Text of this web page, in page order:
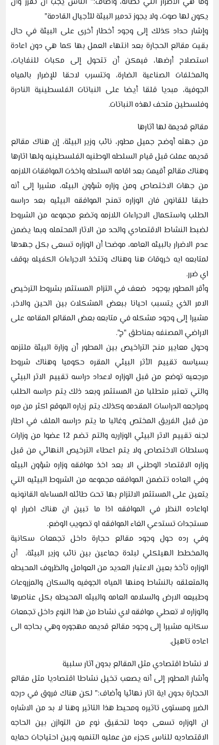
يكون لها صوت، ولا يجوز تدمير البيئة للأجيال القادمة"
وإشار حداد كذلك إلى وجود أخطار أخرى على البيئة في حال
بقيت مقالع الحجارة بعد انتهاء العمل بها كما هي دون اعادة
استصلاح أرضها، فيمكن أن تتحول إلى مكبات للنفايات،
والمخلفات الصناعية الضارة، وتتسرب لاحقا للإضرار بالمياه
الجوفية، مبديا قلقا أيضا على النباتات الفلسطينية النادرة
وفلسطين متحف لهذه النباتات.
مقالع قديمة لها آثارها
من جهته أوضح جميل مطور، نائب وزير البيئة، إن هناك مقالع
قديمه عملت قبل قيام السلطه الوطنيه الفلسطينيه ولها اثارها
وهناك مقالع أقيمت بعد اقامه السلطه واخذت الموافقات اللازمه
من جهات الاختصاص ومن وزاره شؤون البيئه، مشيرا إلى أنه
طبقا للقانون فان الوزاره تمنح الموافقه البيئيه بعد دراسه
الطلب واستكمال الاجراءات اللازمه وتضع مجموعه من الشروط
لضبط النشاط الاقتصادي والحد من الاثار المحتمله وبما يضمن
عدم الاضرار بالبيئه العامه، موضحا أن الوزاره تسعى بكل جهدها
لمتابعه ايه خروقات هنا وهناك وتتخذ الاجراءات الكفيله بوقف
اي ضرر.
وأقر المطور بوجود ضعف في التزام المستثمر بشروط الترخيص
الامر الذي يتسبب احيانا ببعض المشكلات بين الحين والاخر،
مشيرا إلى وجود مشكله في متابعه بعض المقالع المقامه على
الاراضي المصنفه بمناطق "ج".
وحول معايير منح التراخيص بين المطور أن وزارة البيئة ملتزمه
بسياسه تقييم الأثر البيئي المقره حكوميا وهناك شروط
مرجعيه توضع من قبل الوزاره لاعداد دراسه تقييم الاثر البيئي
والتي تعتبر متطلبا من المستثمر وبعد ذلك يتم دراسه الطلب
ومراجعه الدراسات المقدمه وكذلك يتم زياره الموقع اكثر من مره
من قبل الفريق المختص وغالبا ما يتم دراسه الملف في اطار
لجنه تقييم الاثر البيئي الوزاريه والتم تضم 12 عضوا من وزارات
وسلطات الاختصاص ولا يتم اعطاء الترخيص النهائي من قبل
وزاره الاقتصاد الوطني الا بعد اخذ موافقه وزاره شؤون البيئه
وفي العاده تتضمن الموافقه مجموعه من الشروط البيئيه التي
يتعين على المستثمر الالتزام بها تحت طائله المساءله القانونيه
اواعاده النظر في الموافقه اذا ما تبين ان هناك اضرار او
مستجدات تستدعي الغاء الموافقه او تصويب الوضع.
وفي رده حول وجود مقالع حجارة داخل تجمعات سكانية
والمخطط الهيلكلي لبلدة جماعين بين نائب وزير البيئة، أن
الوزاره تأخذ بعين الاعتبار العديد من العوامل والظروف المحيطه
والمتعلقه بالنشاط ومنها المياه الجوفيه والسكان والمزروعات
وطبيعه الارض والسلامه العامه والبيئه المحيطه بكل عناصرها
والوزاره لا تعطي موافقه لاي نشاط من هذا النوع داخل تجمعات
سكانيه مشيرا إلى وجود مقالع قديمه مهجوره وهي بحاجه الى
اعاده تاهيل.
لا نشاط اقتصادي مثل المقالع بدون آثار سلبية
وأشار المطور إلى أنه يصعب تخيل نشاطا اقتصاديا مثل مقالع
الحجارة بدون اية اثار نهائيا وأضاف:" لكن هناك فروق في درجه
الضرر ومستوى تاثيره ومحيط هذا التاثير وهنا لا بد من الاشاره
ان الوزاره تسعى دوما لتحقيق نوع من التوازن بين الحاجه
الاقتصاديه للناس كجزء من عمليه التنميه وبين احتياجات حمايه